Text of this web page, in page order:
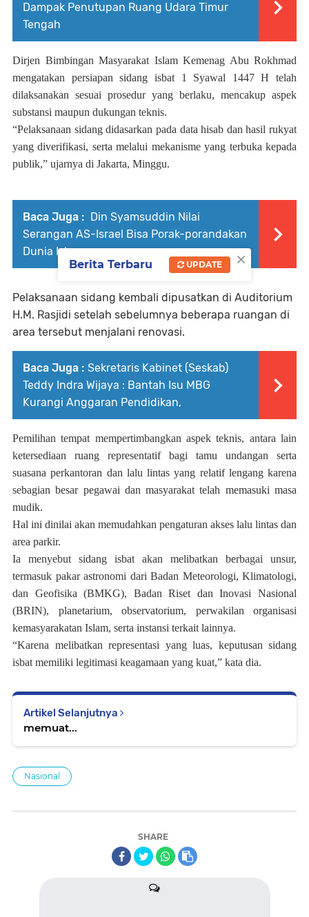
Dampak Penutupan Ruang Udara Timur
Tengah
Dirjen Bimbingan Masyarakat Islam Kemenag Abu Rokhmad
mengatakan persiapan sidang isbat 1 Syawal 1447 H telah
dilaksanakan sesuai prosedur yang berlaku, mencakup aspek
substansi maupun dukungan teknis.
“Pelaksanaan sidang didasarkan pada data hisab dan hasil rukyat
yang diverifikasi, serta melalui mekanisme yang terbuka kepada
publik,” ujarnya di Jakarta, Minggu.
Baca Juga : Din Syamsuddin Nilai
Serangan AS-Israel Bisa Porak-porandakan
Dunia Islam
Pelaksanaan sidang kembali dipusatkan di Auditorium
H.M. Rasjidi setelah sebelumnya beberapa ruangan di
area tersebut menjalani renovasi.
Baca Juga : Sekretaris Kabinet (Seskab)
Teddy Indra Wijaya : Bantah Isu MBG
Kurangi Anggaran Pendidikan,
Pemilihan tempat mempertimbangkan aspek teknis, antara lain
ketersediaan ruang representatif bagi tamu undangan serta
suasana perkantoran dan lalu lintas yang relatif lengang karena
sebagian besar pegawai dan masyarakat telah memasuki masa
mudik.
Hal ini dinilai akan memudahkan pengaturan akses lalu lintas dan
area parkir.
Ia menyebut sidang isbat akan melibatkan berbagai unsur,
termasuk pakar astronomi dari Badan Meteorologi, Klimatologi,
dan Geofisika (BMKG), Badan Riset dan Inovasi Nasional
(BRIN), planetarium, observatorium, perwakilan organisasi
kemasyarakatan Islam, serta instansi terkait lainnya.
“Karena melibatkan representasi yang luas, keputusan sidang
isbat memiliki legitimasi keagamaan yang kuat,” kata dia.
Artikel Selanjutnya
memuat...
Nasional
SHARE
×
Berita Terbaru UPDATE